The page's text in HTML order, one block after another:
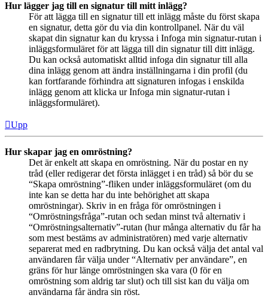
Hur lägger jag till en signatur till mitt inlägg?
För att lägga till en signatur till ett inlägg måste du först skapa
en signatur, detta gör du via din kontrollpanel. När du väl
skapat din signatur kan du kryssa i Infoga min signatur-rutan i
inläggsformuläret för att lägga till din signatur till ditt inlägg.
Du kan också automatiskt alltid infoga din signatur till alla
dina inlägg genom att ändra inställningarna i din profil (du
kan fortfarande förhindra att signaturen infogas i enskilda
inlägg genom att klicka ur Infoga min signatur-rutan i
inläggsformuläret).
Upp
Hur skapar jag en omröstning?
Det är enkelt att skapa en omröstning. När du postar en ny
tråd (eller redigerar det första inlägget i en tråd) så bör du se
“Skapa omröstning”-fliken under inläggsformuläret (om du
inte kan se detta har du inte behörighet att skapa
omröstningar). Skriv in en fråga för omröstningen i
“Omröstningsfråga”-rutan och sedan minst två alternativ i
“Omröstningsalternativ”-rutan (hur många alternativ du får ha
som mest bestäms av administratören) med varje alternativ
separerat med en radbrytning. Du kan också välja det antal val
användaren får välja under “Alternativ per användare”, en
gräns för hur länge omröstningen ska vara (0 för en
omröstning som aldrig tar slut) och till sist kan du välja om
användarna får ändra sin röst.